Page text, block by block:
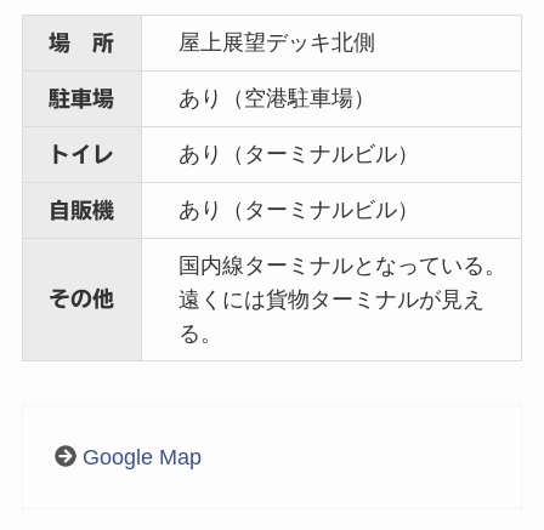
場 所 屋上展望デッキ北側
駐車場 あり（空港駐車場）
トイレ あり（ターミナルビル）
自販機 あり（ターミナルビル）
その他
国内線ターミナルとなっている。
遠くには貨物ターミナルが見え
る。
Google Map